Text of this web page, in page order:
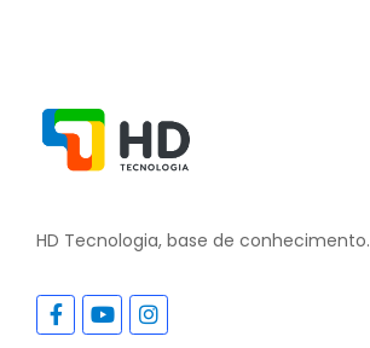
HD Tecnologia, base de conhecimento.